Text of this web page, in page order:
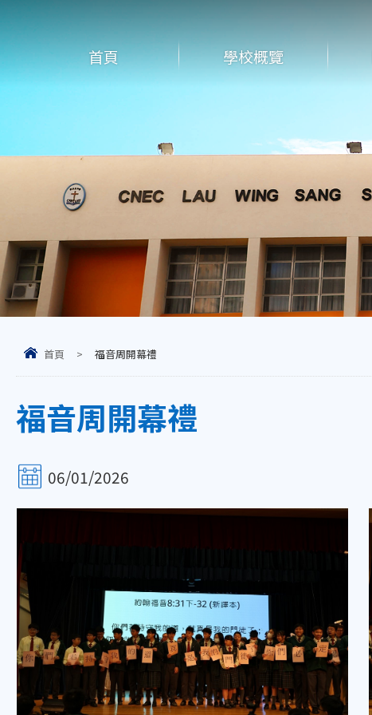
首頁 學校概覽
首頁 > 福音周開幕禮
福音周開幕禮
06/01/2026